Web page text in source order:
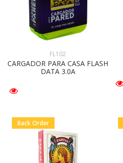
FL102
CARGADOR PARA CASA FLASH
DATA 3.0A
Back Order